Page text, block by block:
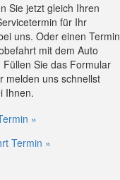
Sie jetzt gleich Ihren
für Ihr
uns. Oder einen Termin
mit dem Auto
Füllen Sie das Formular
melden uns schnellst
Ihnen.
»
Termin »